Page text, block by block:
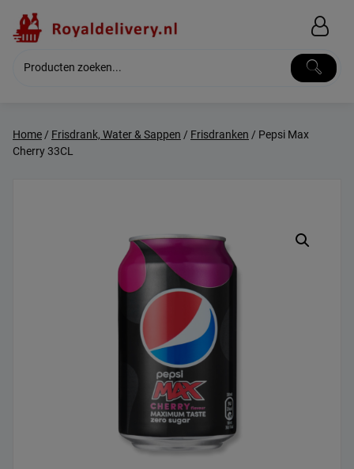
content
Home/ Frisdrank, Water & Sappen / Frisdranken / Pepsi Max
Cherry 33CL